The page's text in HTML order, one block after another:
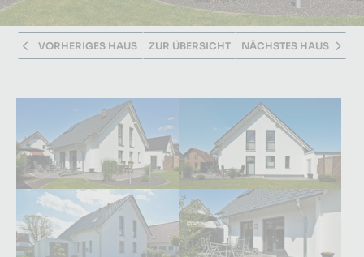
VORHERIGES HAUS ZUR ÜBERSICHT NÄCHSTES HAUS
Größere Version anzeigen für:Größere Version anzeigen
Größere Version anzeigen für:Größere Version anzeigen